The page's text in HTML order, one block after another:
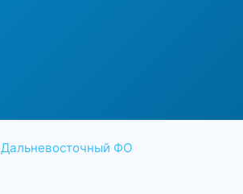
Дальневосточный ФО